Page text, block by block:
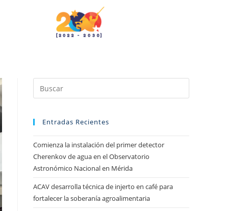
Entradas Recientes
Comienza la instalación del primer detector
Cherenkov de agua en el Observatorio
Astronómico Nacional en Mérida
ACAV desarrolla técnica de injerto en café para
fortalecer la soberanía agroalimentaria